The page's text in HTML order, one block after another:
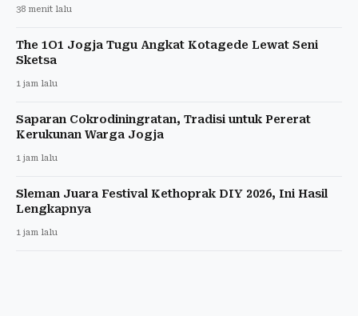
38 menit lalu
The 1O1 Jogja Tugu Angkat Kotagede Lewat Seni
Sketsa
1 jam lalu
Saparan Cokrodiningratan, Tradisi untuk Pererat
Kerukunan Warga Jogja
1 jam lalu
Sleman Juara Festival Kethoprak DIY 2026, Ini Hasil
Lengkapnya
1 jam lalu